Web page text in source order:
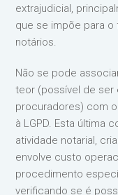
extrajudicial,
que se impõe para
notários.
Não se pode
teor (possível de ser
procuradores) com
à LGPD. Esta última
atividade notarial,
envolve custo
procedimento
verificando se é